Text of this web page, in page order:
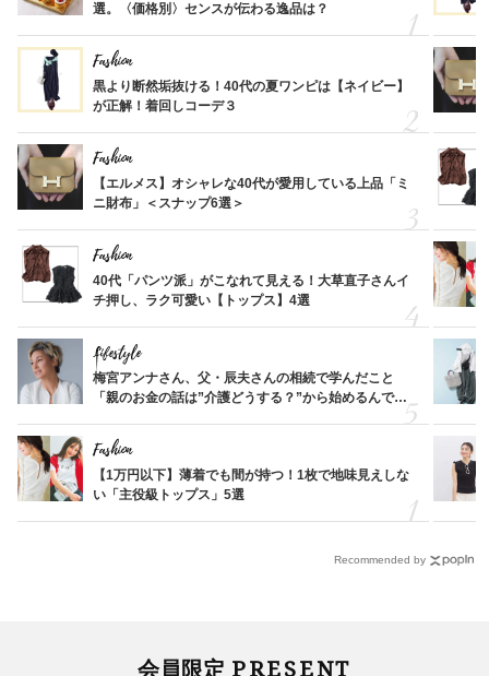
選。〈価格別〉センスが伝わる逸品は？
Fashion
黒より断然垢抜ける！40代の夏ワンピは【ネイビー】
が正解！着回しコーデ３
Fashion
【エルメス】オシャレな40代が愛用している上品「ミ
ニ財布」＜スナップ6選＞
Fashion
40代「パンツ派」がこなれて見える！大草直子さんイ
チ押し、ラク可愛い【トップス】4選
Lifestyle
梅宮アンナさん、父・辰夫さんの相続で学んだこと
「親のお金の話は”介護どうする？”から始めるんで
Fashion
【1万円以下】薄着でも間が持つ！1枚で地味見えしな
い「主役級トップス」5選
Recommended by
会員限定 PRESENT